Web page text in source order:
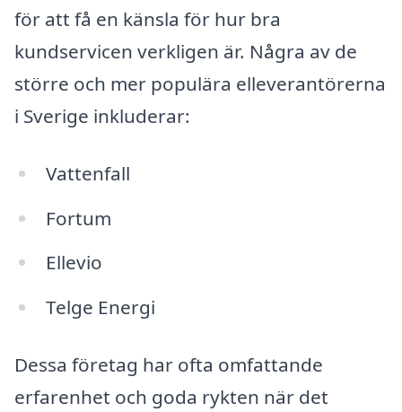
för att få en känsla för hur bra
kundservicen verkligen är. Några av de
större och mer populära elleverantörerna
i Sverige inkluderar:
Vattenfall
Fortum
Ellevio
Telge Energi
Dessa företag har ofta omfattande
erfarenhet och goda rykten när det